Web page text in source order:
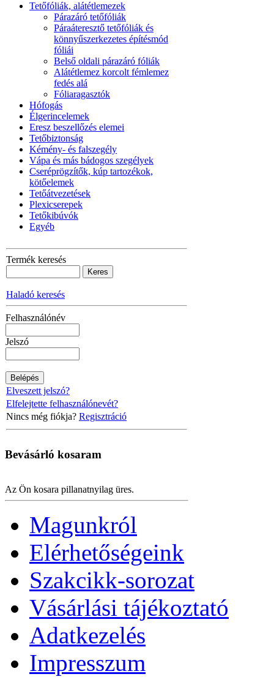
Tetőfóliák, alátétlemezek
Párazáró tetőfóliák
Páraáteresztő tetőfóliák és
könnyűszerkezetes építésmód
fóliái
Belső oldali párazáró fóliák
Alátétlemez korcolt fémlemez
fedés alá
Fóliaragasztók
Hófogás
Élgerincelemek
Eresz beszellőzés elemei
Tetőbiztonság
Kémény- és falszegély
Vápa és más bádogos szegélyek
Cseréprögzítők, kúp tartozékok,
kötőelemek
Tetőátvezetések
Plexicserepek
Tetőkibúvók
Egyéb
Termék keresés
Haladó keresés
Felhasználónév
Jelszó
Elveszett jelszó?
Elfelejtette felhasználónevét?
Nincs még fiókja? Regisztráció
Bevásárló kosaram
Az Ön kosara pillanatnyilag üres.
Magunkról
Elérhetőségeink
Szakcikk-sorozat
Vásárlási tájékoztató
Adatkezelés
Impresszum